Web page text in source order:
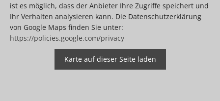
ist es möglich, dass der Anbieter Ihre Zugriffe speichert und
Ihr Verhalten analysieren kann. Die Datenschutzerklärung
von Google Maps finden Sie unter:
https://policies.google.com/privacy
Karte auf dieser Seite laden